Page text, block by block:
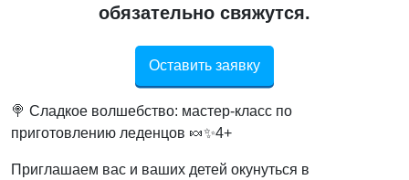
обязательно свяжутся.
Оставить заявку
🍭 Сладкое волшебство: мастер-класс по
приготовлению леденцов 🍬✨4+
Приглашаем вас и ваших детей окунуться в